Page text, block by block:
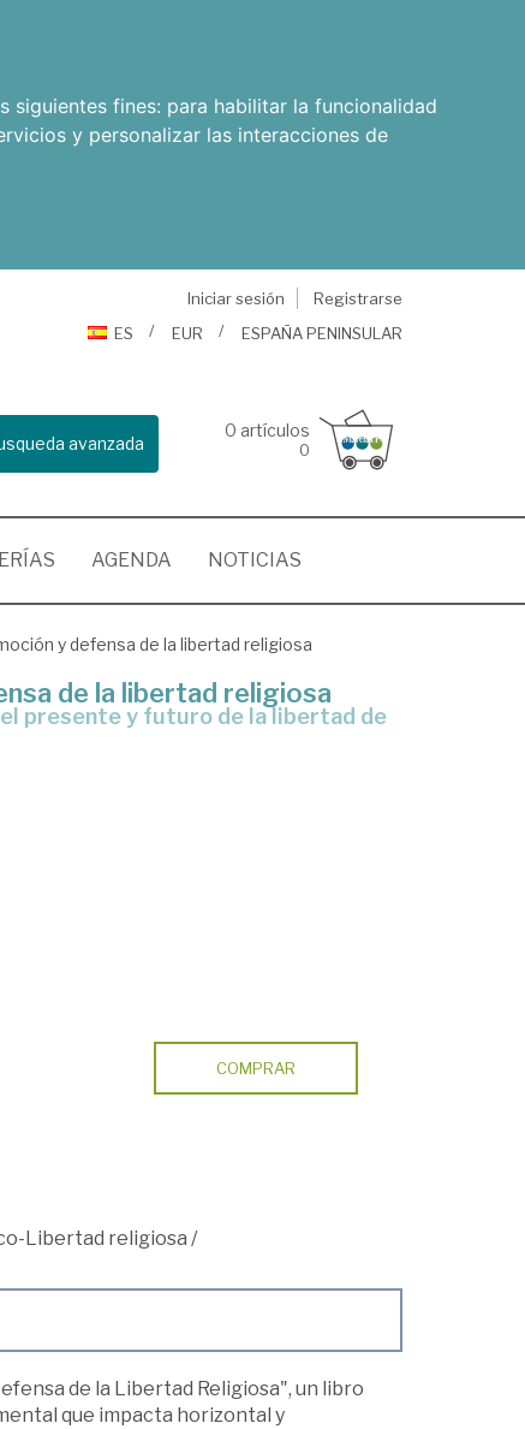
siguientes fines: para habilitar la funcionalidad
y personalizar las interacciones de
Iniciar sesión
Registrarse
ES
EUR ESPAÑA PENINSULAR
avanzada
0 artículos
0
AGENDA NOTICIAS
y defensa de la libertad religiosa
de la libertad religiosa
COMPRAR
Libertad religiosa /
de la Libertad Religiosa", un libro
que impacta horizontal y